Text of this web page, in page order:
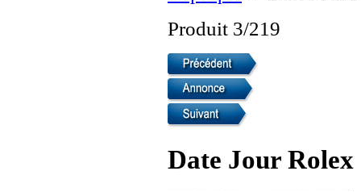
Produit 3/219
Date Jour Rolex